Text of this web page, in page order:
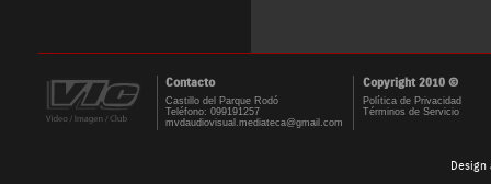
Contacto Copyright 2010 ©
Castillo del Parque Rodó
Teléfono: 099191257
mvdaudiovisual.mediateca@gmail.com
Política de Privacidad
Términos de Servicio